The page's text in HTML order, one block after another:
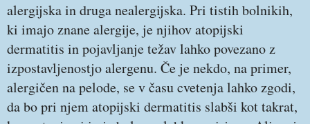
alergijska in druga nealergijska. Pri tistih bolnikih,
ki imajo znane alergije, je njihov atopijski
dermatitis in pojavljanje težav lahko povezano z
izpostavljenostjo alergenu. Če je nekdo, na primer,
alergičen na pelode, se v času cvetenja lahko zgodi,
da bo pri njem atopijski dermatitis slabši kot takrat,